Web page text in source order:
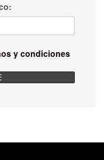
y condiciones